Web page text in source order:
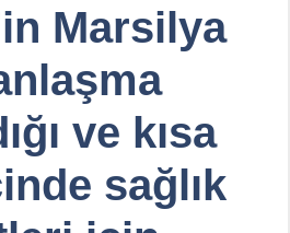
Marsilya
ve kısa
sağlık